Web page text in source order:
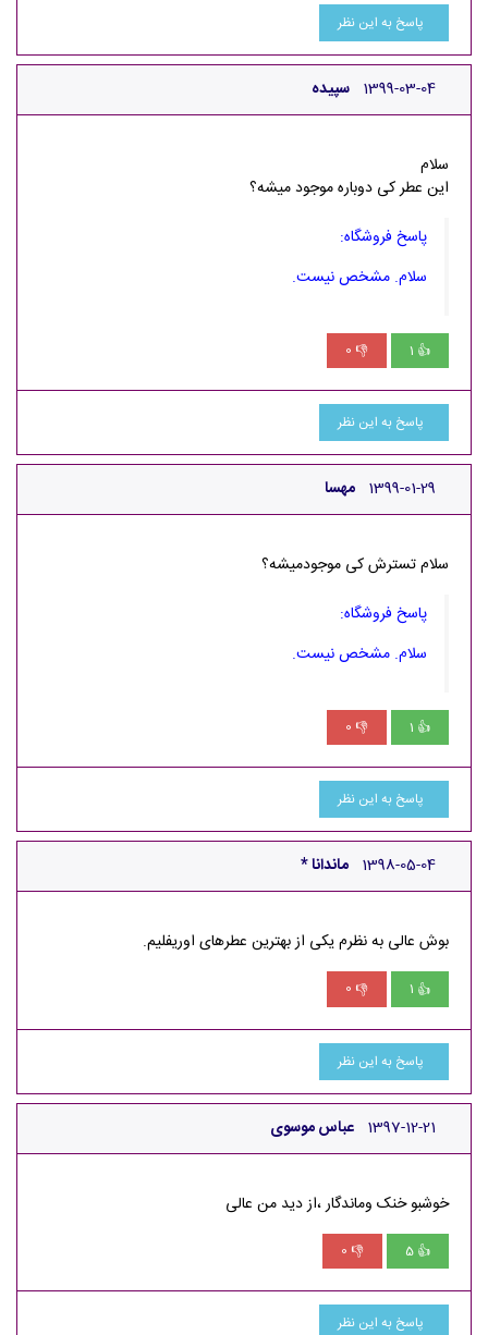
پاسخ به این نظر
سپیده 1399-03-04
سلام
این عطر کی دوباره موجود میشه؟
پاسخ فروشگاه:
سلام. مشخص نیست.
👍
1
👎
0
پاسخ به این نظر
مهسا 1399-01-29
سلام تسترش کی موجودمیشه؟
پاسخ فروشگاه:
سلام. مشخص نیست.
👍
1
👎
0
پاسخ به این نظر
ماندانا * 1398-05-04
بوش عالی به نظرم یکی از بهترین عطرهای اوریفلیم.
👍
1
👎
0
پاسخ به این نظر
عباس موسوی 1397-12-21
خوشبو خنک وماندگار ،از دید من عالی
👍
5
👎
0
پاسخ به این نظر